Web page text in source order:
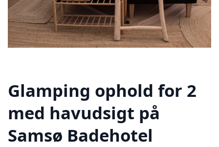
Glamping ophold for 2
med havudsigt på
Samsø Badehotel